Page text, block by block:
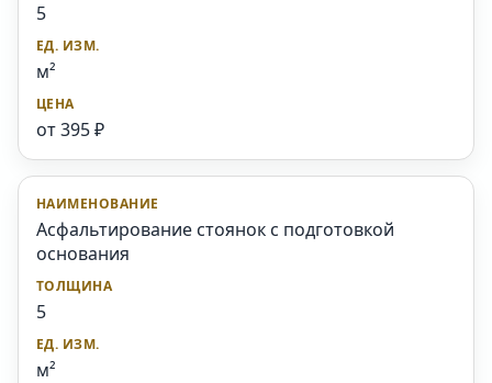
5
м²
от 395 ₽
Асфальтирование стоянок с подготовкой
основания
5
м²